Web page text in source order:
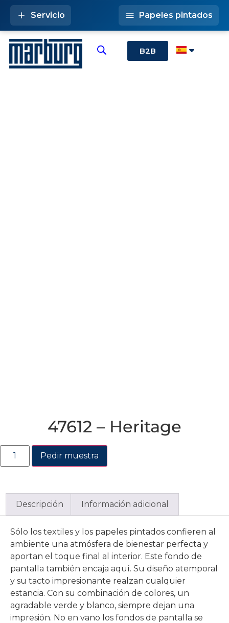
B2B
Servicio Papeles pintados
47612 – Heritage
Pedir muestra
Descripción Información adicional
Sólo los textiles y los papeles pintados confieren al
ambiente una atmósfera de bienestar perfecta y
aportan el toque final al interior. Este fondo de
pantalla también encaja aquí. Su diseño atemporal
y su tacto impresionante realzan cualquier
estancia. Con su combinación de colores, un
agradable verde y blanco, siempre dejan una
impresión. No en vano los fondos de pantalla se